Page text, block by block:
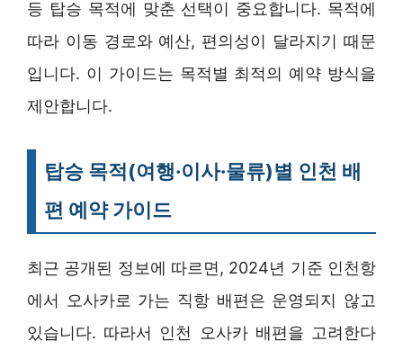
등 탑승 목적에 맞춘 선택이 중요합니다. 목적에
따라 이동 경로와 예산, 편의성이 달라지기 때문
입니다. 이 가이드는 목적별 최적의 예약 방식을
제안합니다.
탑승 목적(여행·이사·물류)별 인천 배
편 예약 가이드
최근 공개된 정보에 따르면, 2024년 기준 인천항
에서 오사카로 가는 직항 배편은 운영되지 않고
있습니다. 따라서 인천 오사카 배편을 고려한다